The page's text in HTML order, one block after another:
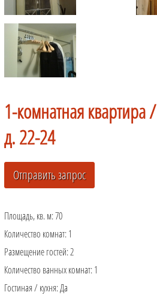
1-комнатная квартира /
д. 22-24
Площадь, кв. м:70
Количество комнат:1
Размещение гостей:2
Количество ванных комнат:1
Гостиная / кухня:Да